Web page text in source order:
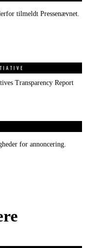
tilmeldt Pressenævnet.
Transparency Report
for annoncering.